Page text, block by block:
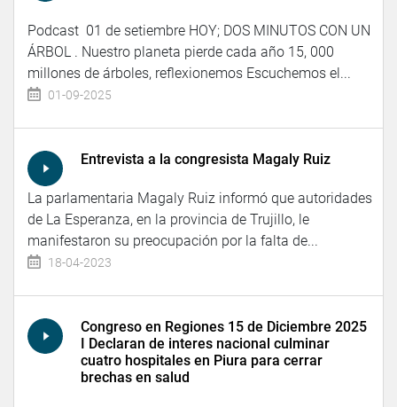
Podcast 01 de setiembre HOY; DOS MINUTOS CON UN
ÁRBOL . Nuestro planeta pierde cada año 15, 000
millones de árboles, reflexionemos Escuchemos el...
01-09-2025
Entrevista a la congresista Magaly Ruiz
La parlamentaria Magaly Ruiz informó que autoridades
de La Esperanza, en la provincia de Trujillo, le
manifestaron su preocupación por la falta de...
18-04-2023
Congreso en Regiones 15 de Diciembre 2025
I Declaran de interes nacional culminar
cuatro hospitales en Piura para cerrar
brechas en salud